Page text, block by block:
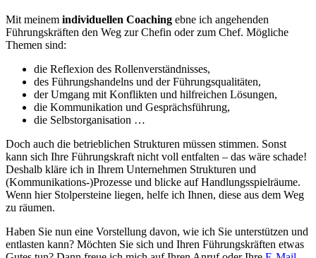
Mit meinem individuellen Coaching ebne ich angehenden
Führungskräften den Weg zur Chefin oder zum Chef. Mögliche
Themen sind:
die Reflexion des Rollenverständnisses,
des Führungshandelns und der Führungsqualitäten,
der Umgang mit Konflikten und hilfreichen Lösungen,
die Kommunikation und Gesprächsführung,
die Selbstorganisation …
Doch auch die betrieblichen Strukturen müssen stimmen. Sonst
kann sich Ihre Führungskraft nicht voll entfalten – das wäre schade!
Deshalb kläre ich in Ihrem Unternehmen Strukturen und
(Kommunikations-)Prozesse und blicke auf Handlungsspielräume.
Wenn hier Stolpersteine liegen, helfe ich Ihnen, diese aus dem Weg
zu räumen.
Haben Sie nun eine Vorstellung davon, wie ich Sie unterstützen und
entlasten kann? Möchten Sie sich und Ihren Führungskräften etwas